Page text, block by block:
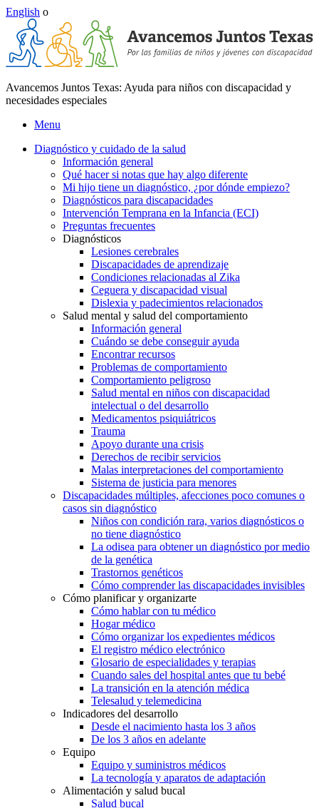
English o
Avancemos Juntos Texas: Ayuda para niños con discapacidad y
necesidades especiales
Menu
Diagnóstico y cuidado de la salud
Información general
Qué hacer si notas que hay algo diferente
Mi hijo tiene un diagnóstico, ¿por dónde empiezo?
Diagnósticos para discapacidades
Intervención Temprana en la Infancia (ECI)
Preguntas frecuentes
Diagnósticos
Lesiones cerebrales
Discapacidades de aprendizaje
Condiciones relacionadas al Zika
Ceguera y discapacidad visual
Dislexia y padecimientos relacionados
Salud mental y salud del comportamiento
Información general
Cuándo se debe conseguir ayuda
Encontrar recursos
Problemas de comportamiento
Comportamiento peligroso
Salud mental en niños con discapacidad
intelectual o del desarrollo
Medicamentos psiquiátricos
Trauma
Apoyo durante una crisis
Derechos de recibir servicios
Malas interpretaciones del comportamiento
Sistema de justicia para menores
Discapacidades múltiples, afecciones poco comunes o
casos sin diagnóstico
Niños con condición rara, varios diagnósticos o
no tiene diagnóstico
La odisea para obtener un diagnóstico por medio
de la genética
Trastornos genéticos
Cómo comprender las discapacidades invisibles
Cómo planificar y organizarte
Cómo hablar con tu médico
Hogar médico
Cómo organizar los expedientes médicos
El registro médico electrónico
Glosario de especialidades y terapias
Cuando sales del hospital antes que tu bebé
La transición en la atención médica
Telesalud y telemedicina
Indicadores del desarrollo
Desde el nacimiento hasta los 3 años
De los 3 años en adelante
Equipo
Equipo y suministros médicos
La tecnología y aparatos de adaptación
Alimentación y salud bucal
Salud bucal